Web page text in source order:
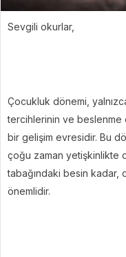
Sevgili okurlar,
Çocukluk dönemi,
tercihlerinin ve beslenme
bir gelişim evresidir. Bu
çoğu zaman yetişkinlikte
tabağındaki besin kadar,
önemlidir.